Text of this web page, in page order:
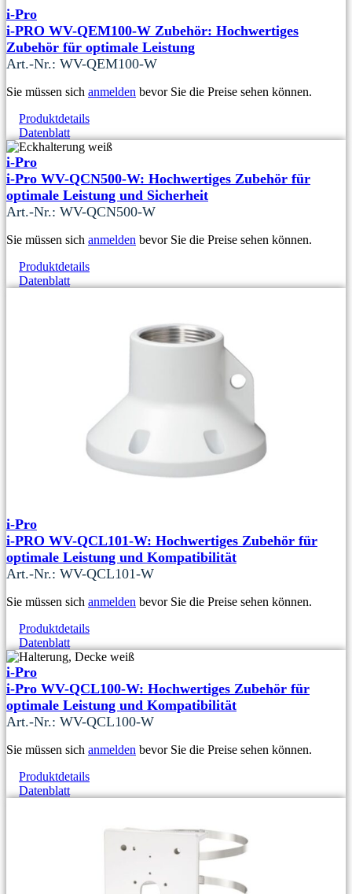
i-Pro
i-PRO WV-QEM100-W Zubehör: Hochwertiges
Zubehör für optimale Leistung
Art.-Nr.: WV-QEM100-W
Sie müssen sich anmelden bevor Sie die Preise sehen können.
Produktdetails
Datenblatt
i-Pro
i-Pro WV-QCN500-W: Hochwertiges Zubehör für
optimale Leistung und Sicherheit
Art.-Nr.: WV-QCN500-W
Sie müssen sich anmelden bevor Sie die Preise sehen können.
Produktdetails
Datenblatt
i-Pro
i-PRO WV-QCL101-W: Hochwertiges Zubehör für
optimale Leistung und Kompatibilität
Art.-Nr.: WV-QCL101-W
Sie müssen sich anmelden bevor Sie die Preise sehen können.
Produktdetails
Datenblatt
i-Pro
i-Pro WV-QCL100-W: Hochwertiges Zubehör für
optimale Leistung und Kompatibilität
Art.-Nr.: WV-QCL100-W
Sie müssen sich anmelden bevor Sie die Preise sehen können.
Produktdetails
Datenblatt